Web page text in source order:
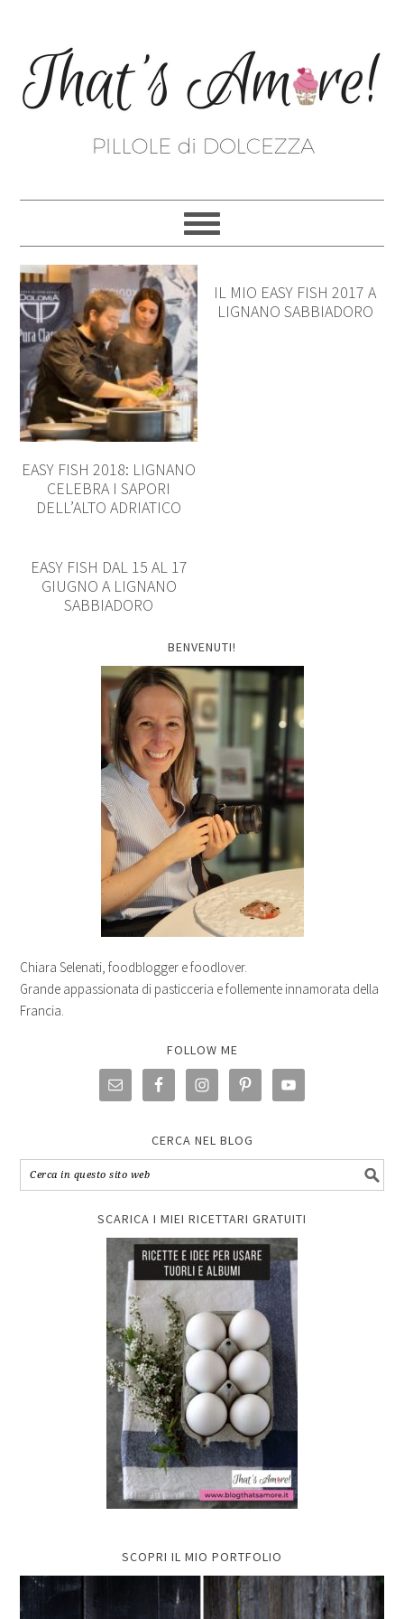
EASY FISH 2018: LIGNANO
CELEBRA I SAPORI
DELL’ALTO ADRIATICO
IL MIO EASY FISH 2017 A
LIGNANO SABBIADORO
EASY FISH DAL 15 AL 17
GIUGNO A LIGNANO
SABBIADORO
BENVENUTI!
Chiara Selenati, foodblogger e foodlover.
Grande appassionata di pasticceria e follemente innamorata della
Francia.
FOLLOW ME
CERCA NEL BLOG
SCARICA I MIEI RICETTARI GRATUITI
SCOPRI IL MIO PORTFOLIO